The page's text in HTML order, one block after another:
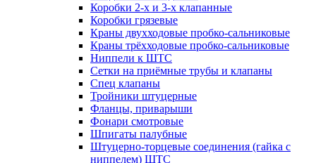
Коробки 2-х и 3-х клапанные
Коробки грязевые
Краны двухходовые пробко-сальниковые
Краны трёхходовые пробко-сальниковые
Ниппели к ШТС
Сетки на приёмные трубы и клапаны
Спец клапаны
Тройники штуцерные
Фланцы, приварыши
Фонари смотровые
Шпигаты палубные
Штуцерно-торцевые соединения (гайка с
ниппелем) ШТС